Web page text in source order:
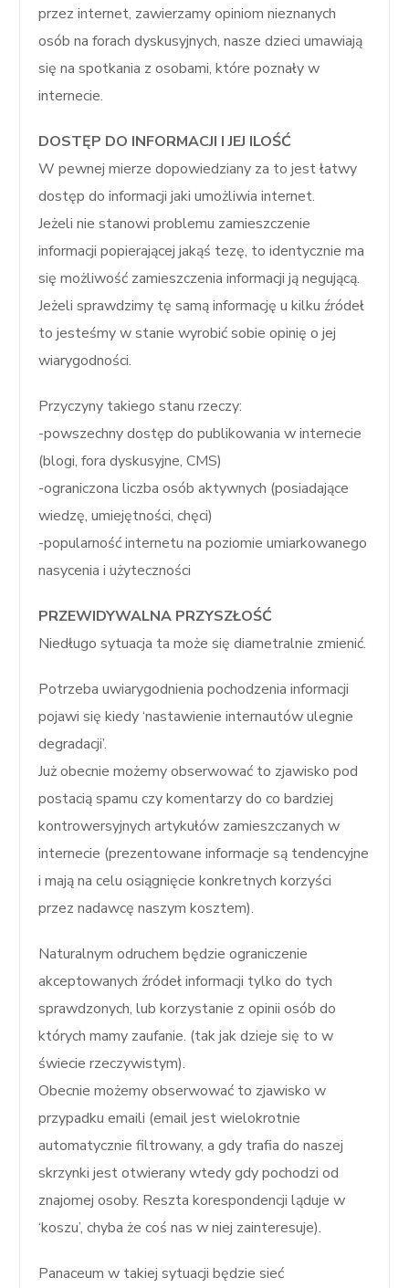
przez internet, zawierzamy opiniom nieznanych
osób na forach dyskusyjnych, nasze dzieci umawiają
się na spotkania z osobami, które poznały w
internecie.
DOSTĘP DO INFORMACJI I JEJ ILOŚĆ
W pewnej mierze dopowiedziany za to jest łatwy
dostęp do informacji jaki umożliwia internet.
Jeżeli nie stanowi problemu zamieszczenie
informacji popierającej jakąś tezę, to identycznie ma
się możliwość zamieszczenia informacji ją negującą.
Jeżeli sprawdzimy tę samą informację u kilku źródeł
to jesteśmy w stanie wyrobić sobie opinię o jej
wiarygodności.
Przyczyny takiego stanu rzeczy:
-powszechny dostęp do publikowania w internecie
(blogi, fora dyskusyjne, CMS)
-ograniczona liczba osób aktywnych (posiadające
wiedzę, umiejętności, chęci)
-popularność internetu na poziomie umiarkowanego
nasycenia i użyteczności
PRZEWIDYWALNA PRZYSZŁOŚĆ
Niedługo sytuacja ta może się diametralnie zmienić.
Potrzeba uwiarygodnienia pochodzenia informacji
pojawi się kiedy ‘nastawienie internautów ulegnie
degradacji’.
Już obecnie możemy obserwować to zjawisko pod
postacią spamu czy komentarzy do co bardziej
kontrowersyjnych artykułów zamieszczanych w
internecie (prezentowane informacje są tendencyjne
i mają na celu osiągnięcie konkretnych korzyści
przez nadawcę naszym kosztem).
Naturalnym odruchem będzie ograniczenie
akceptowanych źródeł informacji tylko do tych
sprawdzonych, lub korzystanie z opinii osób do
których mamy zaufanie. (tak jak dzieje się to w
świecie rzeczywistym).
Obecnie możemy obserwować to zjawisko w
przypadku emaili (email jest wielokrotnie
automatycznie filtrowany, a gdy trafia do naszej
skrzynki jest otwierany wtedy gdy pochodzi od
znajomej osoby. Reszta korespondencji ląduje w
‘koszu’, chyba że coś nas w niej zainteresuje).
Panaceum w takiej sytuacji będzie sieć